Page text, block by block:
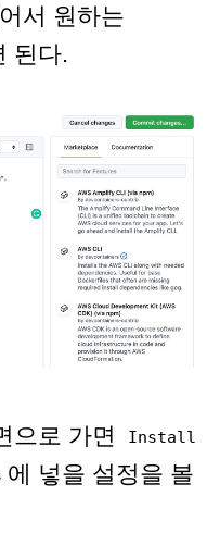
서 원하는
된다.
으로 가면
Install
에 넣을 설정을 볼